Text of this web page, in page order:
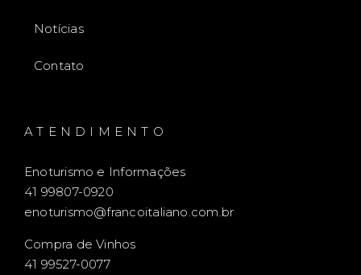
Notícias
Contato
ATENDIMENTO
Enoturismo e Informações
41 99807-0920
enoturismo@francoitaliano.com.br
Compra de Vinhos
41 99527-0077